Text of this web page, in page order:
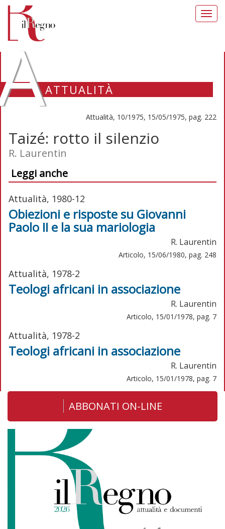
ATTUALITÀ
Attualità, 10/1975, 15/05/1975, pag. 222
Taizé: rotto il silenzio
R. Laurentin
Leggi anche
Attualità, 1980-12
Obiezioni e risposte su Giovanni
Paolo II e la sua mariologia
R. Laurentin
Articolo, 15/06/1980, pag. 248
Attualità, 1978-2
Teologi africani in associazione
R. Laurentin
Articolo, 15/01/1978, pag. 7
Attualità, 1978-2
Teologi africani in associazione
R. Laurentin
Articolo, 15/01/1978, pag. 7
ABBONATI ON-LINE